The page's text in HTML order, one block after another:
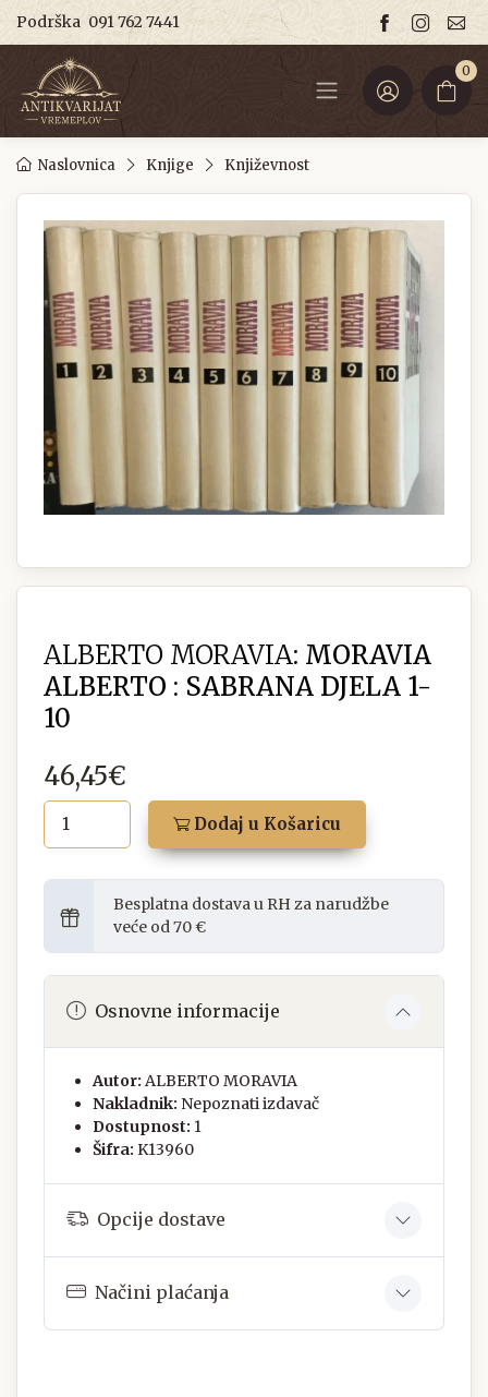
Podrška 091 762 7441
0
Naslovnica Knjige Književnost
ALBERTO MORAVIA: MORAVIA
ALBERTO : SABRANA DJELA 1-
10
46,45€
Dodaj u Košaricu
Besplatna dostava u RH za narudžbe
veće od 70 €
Osnovne informacije
Autor: ALBERTO MORAVIA
Nakladnik: Nepoznati izdavač
Dostupnost: 1
Šifra: K13960
Opcije dostave
Načini plaćanja